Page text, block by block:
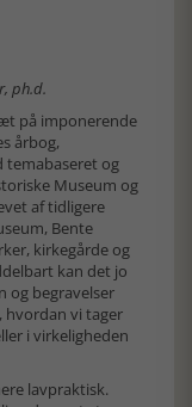
ph.d.
på imponerende
årbog,
temabaseret og
Museum og
af tidligere
Bente
kirkegårde og
kan det jo
og begravelser
hvordan vi tager
i virkeligheden
lavpraktisk.